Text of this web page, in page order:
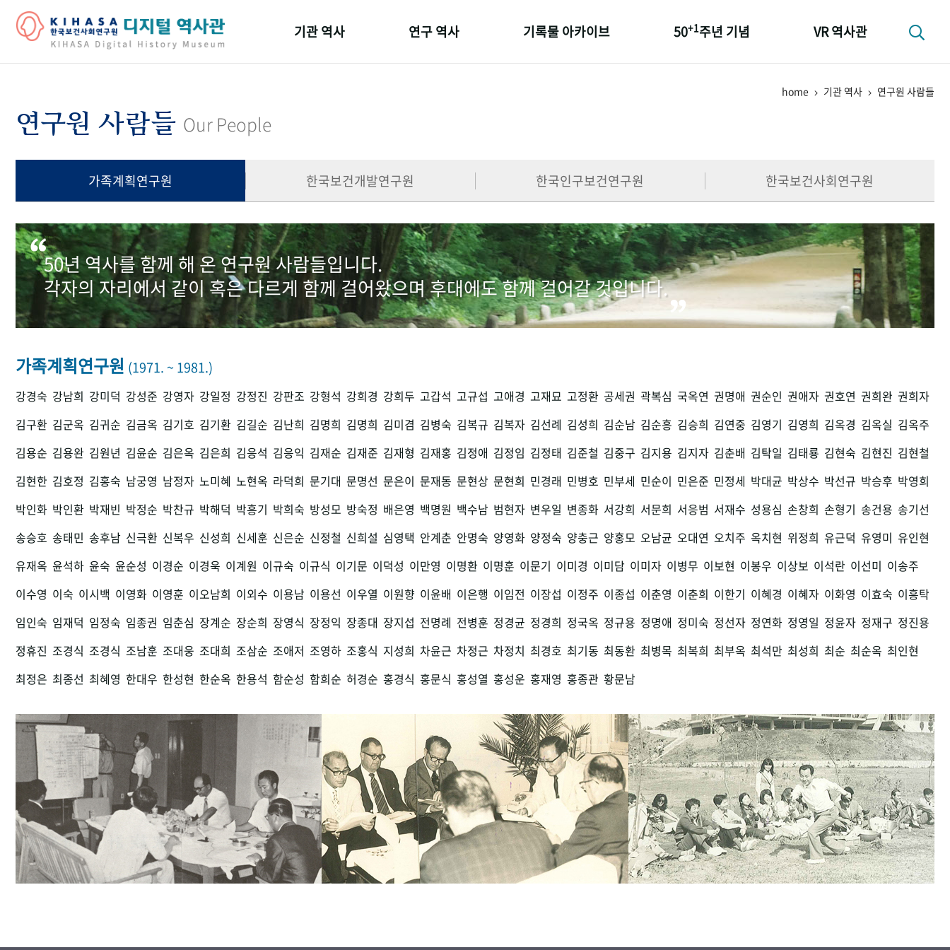
기관 역사 연구 역사 기록물 아카이브 50+1주년 기념
세계와 함께 한 KIHASA
VR 역사관
home 기관 역사 연구원 사람들
연구원 사람들 Our People
가족계획연구원 한국보건개발연구원 한국인구보건연구원 한국보건사회연구원
50년 역사를 함께 해 온 연구원 사람들입니다.
각자의 자리에서 같이 혹은 다르게 함께 걸어왔으며 후대에도 함께 걸어갈 것입니다.
가족계획연구원 (1971. ~ 1981.)
강경숙 강남희 강미덕 강성준 강영자 강일정 강정진 강판조 강형석 강희경 강희두 고갑석 고규섭 고애경 고재묘 고정환 공세권 곽복심 국옥연 권명애 권순인 권애자 권호연 권희완 권희자
김구환 김군옥 김귀순 김금옥 김기호 김기환 김길순 김난희 김명희 김명희 김미겸 김병숙 김복규 김복자 김선례 김성희 김순남 김순흥 김승희 김연중 김영기 김영희 김옥경 김옥실 김옥주
김용순 김용완 김원년 김윤순 김은옥 김은희 김응석 김응익 김재순 김재준 김재형 김재홍 김정애 김정임 김정태 김준철 김중구 김지용 김지자 김춘배 김탁일 김태룡 김현숙 김현진 김현철
김현한 김호정 김홍숙 남궁영 남정자 노미혜 노현옥 라덕희 문기대 문명선 문은이 문재동 문현상 문현희 민경래 민병호 민부세 민순이 민은준 민정세 박대균 박상수 박선규 박승후 박영희
박인화 박인환 박재빈 박정순 박찬규 박해덕 박흥기 박희숙 방성모 방숙정 배은영 백명원 백수남 범현자 변우일 변종화 서강희 서문희 서응범 서재수 성용심 손창희 손형기 송건용 송기선
송승호 송태민 송후남 신극환 신복우 신성희 신세훈 신은순 신정철 신희설 심영택 안계춘 안명숙 양영화 양정숙 양충근 양홍모 오남균 오대연 오치주 옥치현 위정희 유근덕 유영미 유인현
유재옥 윤석하 윤숙 윤순성 이경순 이경욱 이계원 이규숙 이규식 이기문 이덕성 이만영 이명환 이명훈 이문기 이미경 이미담 이미자 이병무 이보현 이봉우 이상보 이석란 이선미 이송주
이수영 이숙 이시백 이영화 이영훈 이오남희 이외수 이용남 이용선 이우열 이원향 이윤배 이은행 이임전 이장섭 이정주 이종섭 이춘영 이춘희 이한기 이혜경 이혜자 이화영 이효숙 이흥탁
임인숙 임재덕 임정숙 임종권 임춘심 장계순 장순희 장영식 장정익 장종대 장지섭 전명례 전병훈 정경균 정경희 정국옥 정규용 정명애 정미숙 정선자 정연화 정영일 정윤자 정재구 정진용
정휴진 조경식 조경식 조남훈 조대웅 조대희 조삼순 조애저 조영하 조홍식 지성희 차윤근 차정근 차정치 최경호 최기동 최동환 최병목 최복희 최부옥 최석만 최성희 최순 최순옥 최인현
최정은 최종선 최혜영 한대우 한성현 한순옥 한용석 함순성 함희순 허경순 홍경식 홍문식 홍성열 홍성운 홍재영 홍종관 황문남